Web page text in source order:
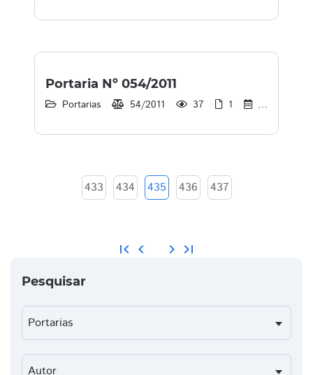
Portaria Nº 054/2011
Portarias 54/2011 37 1 30/12/2013
first_page chevron_left
433 434 435 436 437
chevron_right last_page
Pesquisar